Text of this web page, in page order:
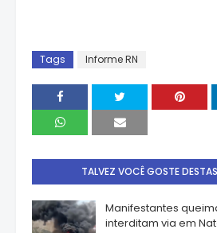
Tags Informe RN
TALVEZ VOCÊ GOSTE
Manifestantes
interditam via em